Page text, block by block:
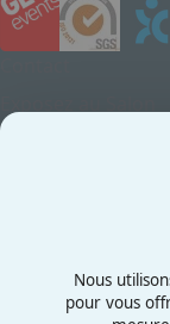
Rue de la
Nous
pour vous